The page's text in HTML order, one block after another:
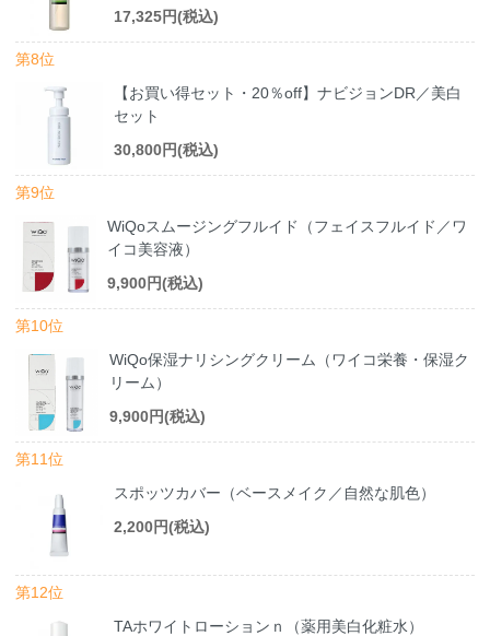
17,325円(税込)
第8位
【お買い得セット・20％off】ナビジョンDR／美白
セット
30,800円(税込)
第9位
WiQoスムージングフルイド（フェイスフルイド／ワ
イコ美容液）
9,900円(税込)
第10位
WiQo保湿ナリシングクリーム（ワイコ栄養・保湿ク
リーム）
9,900円(税込)
第11位
スポッツカバー（ベースメイク／自然な肌色）
2,200円(税込)
第12位
TAホワイトローションｎ（薬用美白化粧水）